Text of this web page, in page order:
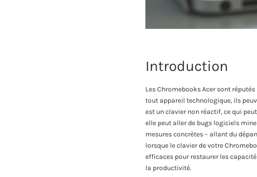
Introduction
Les Chromebooks Acer sont
tout appareil technologique, ils
est un clavier non réactif, ce qui
elle peut aller de bugs logiciels
mesures concrètes – allant du
lorsque le clavier de votre
efficaces pour restaurer les
la productivité.